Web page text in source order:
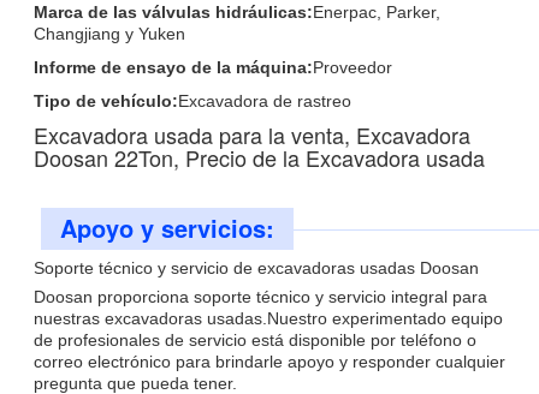
Marca de las válvulas hidráulicas:Enerpac, Parker,
Changjiang y Yuken
Informe de ensayo de la máquina:Proveedor
Tipo de vehículo:Excavadora de rastreo
Excavadora usada para la venta, Excavadora
Doosan 22Ton, Precio de la Excavadora usada
Apoyo y servicios:
Soporte técnico y servicio de excavadoras usadas Doosan
Doosan proporciona soporte técnico y servicio integral para
nuestras excavadoras usadas.Nuestro experimentado equipo
de profesionales de servicio está disponible por teléfono o
correo electrónico para brindarle apoyo y responder cualquier
pregunta que pueda tener.